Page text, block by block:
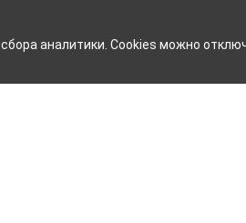
аналитики. Cookies можно